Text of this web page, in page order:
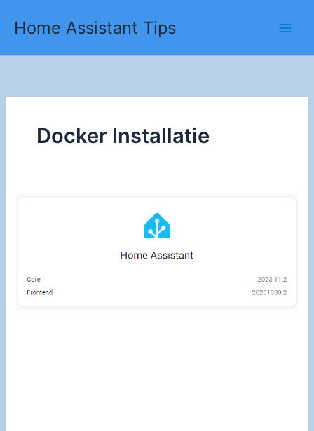
naar
inhoud
Home Assistant Tips
Docker Installatie